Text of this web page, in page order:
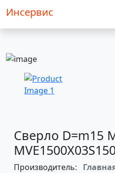
Инсервис
Сверло D=m15
Производитель: